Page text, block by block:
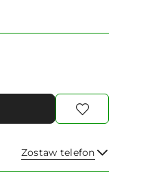
Zostaw telefon
Wyślij